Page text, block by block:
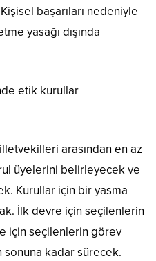
başarıları nedeniyle
yasağı dışında
etik kurullar
arasından en az
üyelerini belirleyecek ve
Kurullar için bir yasma
İlk devre için seçilenlerin
için seçilenlerin görev
kadar sürecek.